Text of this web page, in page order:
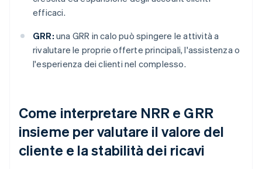
efficaci.
GRR: una GRR in calo può spingere le attività a
rivalutare le proprie offerte principali, l'assistenza o
l'esperienza dei clienti nel complesso.
Come interpretare NRR e GRR
insieme per valutare il valore del
cliente e la stabilità dei ricavi